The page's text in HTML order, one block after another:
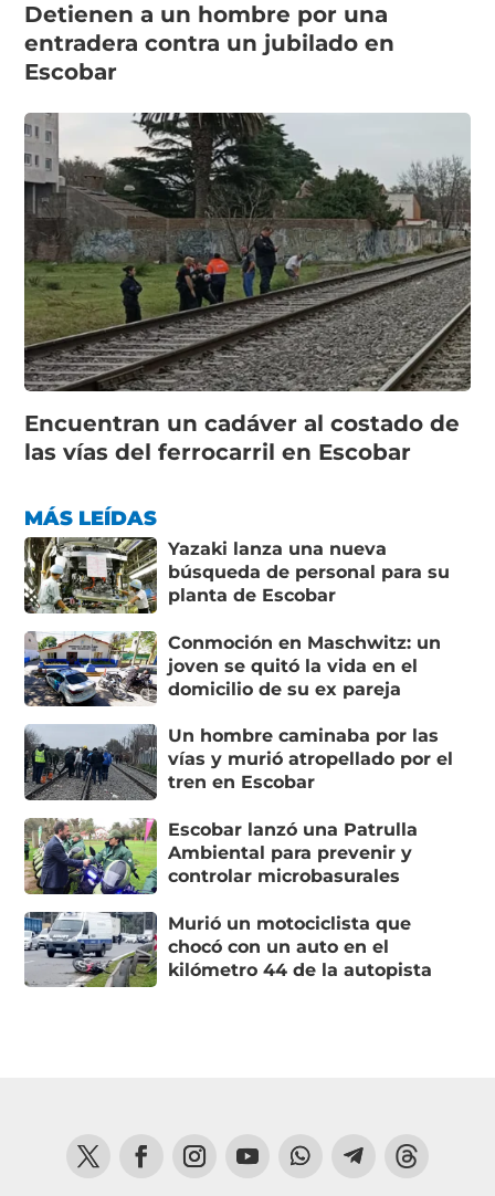
Detienen a un hombre por una
entradera contra un jubilado en
Escobar
Encuentran un cadáver al costado de
las vías del ferrocarril en Escobar
MÁS LEÍDAS
Yazaki lanza una nueva
búsqueda de personal para su
planta de Escobar
Conmoción en Maschwitz: un
joven se quitó la vida en el
domicilio de su ex pareja
Un hombre caminaba por las
vías y murió atropellado por el
tren en Escobar
Escobar lanzó una Patrulla
Ambiental para prevenir y
controlar microbasurales
Murió un motociclista que
chocó con un auto en el
kilómetro 44 de la autopista